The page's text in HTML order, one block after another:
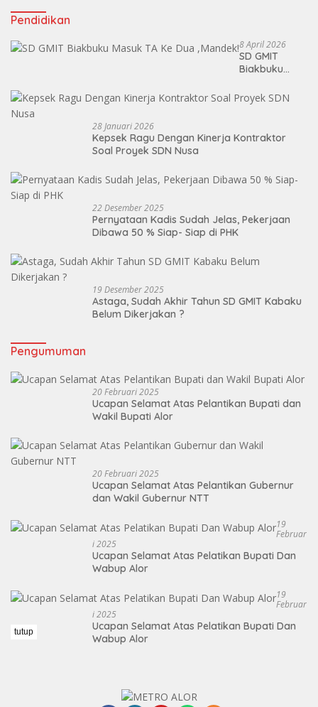
Pendidikan
8 April 2026
SD GMIT
Biakbuku
Dua ,Mandek!
28 Januari 2026
Kepsek Ragu Dengan Kinerja Kontraktor
Soal Proyek SDN Nusa
22 Desember 2025
Pernyataan Kadis Sudah Jelas, Pekerjaan
Dibawa 50 % Siap- Siap di PHK
19 Desember 2025
Astaga, Sudah Akhir Tahun SD GMIT Kabaku
Belum Dikerjakan ?
Pengumuman
20 Februari 2025
Ucapan Selamat Atas Pelantikan Bupati dan
Wakil Bupati Alor
20 Februari 2025
Ucapan Selamat Atas Pelantikan Gubernur
dan Wakil Gubernur NTT
19
Februar
I 2025
Ucapan Selamat Atas Pelatikan Bupati Dan
Wabup Alor
19
Februar
I 2025
Ucapan Selamat Atas Pelatikan Bupati Dan
Wabup Alor
tutup